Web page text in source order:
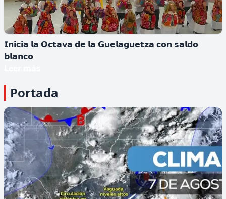
𝗜𝗻𝗶𝗰𝗶𝗮 𝗹𝗮 𝗢𝗰𝘁𝗮𝘃𝗮 𝗱𝗲 𝗹𝗮 𝗚𝘂𝗲𝗹𝗮𝗴𝘂𝗲𝘁𝘇𝗮 𝗰𝗼𝗻 𝘀𝗮𝗹𝗱𝗼
𝗯𝗹𝗮𝗻𝗰𝗼
Portada
▪️𝙀𝙡 𝙥𝙧𝙞𝙢𝙖𝙩𝙚 𝙛𝙪𝙚 𝙙𝙚𝙨𝙘𝙪𝙗𝙞𝙚𝙧𝙩𝙤 𝙚𝙣 𝙡𝙖 𝙍𝙚𝙥ú𝙗𝙡𝙞𝙘𝙖
𝘿𝙚𝙢𝙤𝙘𝙧á𝙩𝙞𝙘𝙖 𝙙𝙚𝙡 𝘾𝙤𝙣𝙜𝙤....